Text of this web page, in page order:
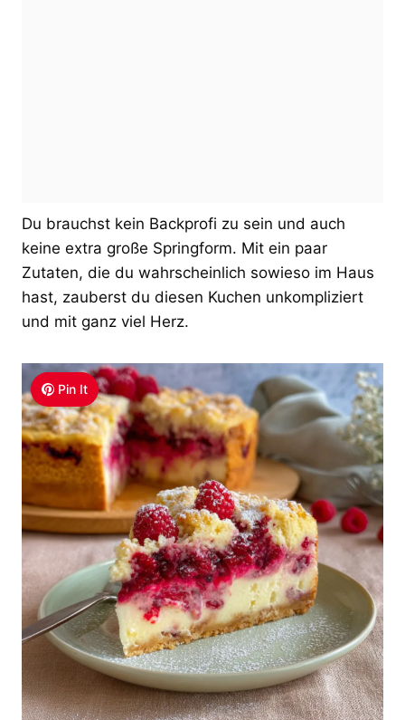
Du brauchst kein Backprofi zu sein und auch
keine extra große Springform. Mit ein paar
Zutaten, die du wahrscheinlich sowieso im Haus
hast, zauberst du diesen Kuchen unkompliziert
und mit ganz viel Herz.
Pin It